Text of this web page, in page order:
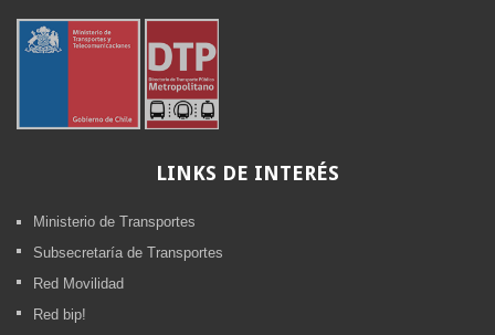
LINKS DE INTERÉS
Ministerio de Transportes
Subsecretaría de Transportes
Red Movilidad
Red bip!